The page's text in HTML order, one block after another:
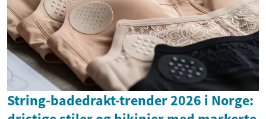
String-badedrakt-trender 2026 i Norge: